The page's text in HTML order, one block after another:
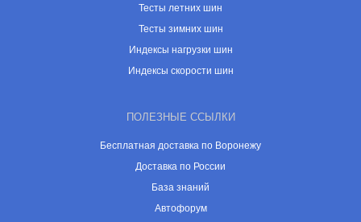
Тесты летних шин
Тесты зимних шин
Индексы нагрузки шин
Индексы скорости шин
ПОЛЕЗНЫЕ ССЫЛКИ
Бесплатная доставка по Воронежу
Доставка по России
База знаний
Автофорум